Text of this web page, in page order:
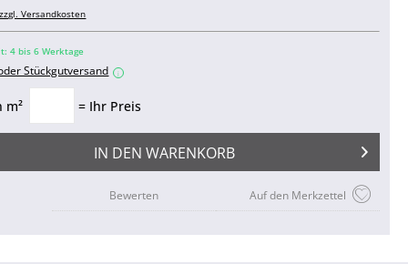
zzgl. Versandkosten
4 bis 6 Werktage
Stückgutversand i
m² = Ihr Preis
IN DEN WARENKORB
Auf den Merkzettel
Bewerten